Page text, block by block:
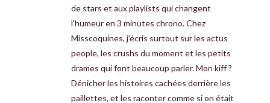
de stars et aux playlists qui changent
l’humeur en 3 minutes chrono. Chez
Misscoquines, j’écris surtout sur les actus
people, les crushs du moment et les petits
drames qui font beaucoup parler. Mon kiff ?
Dénicher les histoires cachées derrière les
paillettes, et les raconter comme si on était